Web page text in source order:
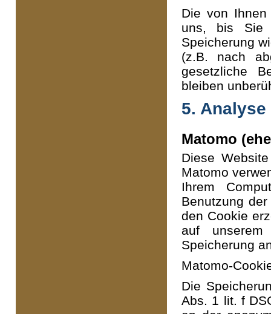
Die von Ihnen
uns, bis Sie
Speicherung
(z.B. nach
gesetzliche
bleiben
5.
Matomo
Diese
Matomo
Ihrem
Benutzung
den Cookie
auf
Speicherung
Matomo-
Die
Abs. 1 lit. f